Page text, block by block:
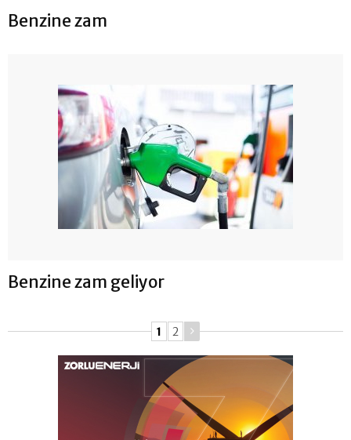
Benzine zam
Benzine zam geliyor
1 2